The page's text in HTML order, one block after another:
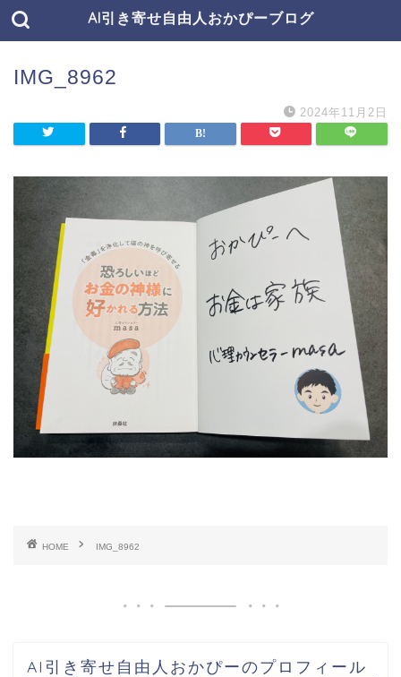
AI引き寄せ自由人おかぴーブログ
IMG_8962
2024年11月2日
HOME IMG_8962
AI引き寄せ自由人おかぴーのプロフィール